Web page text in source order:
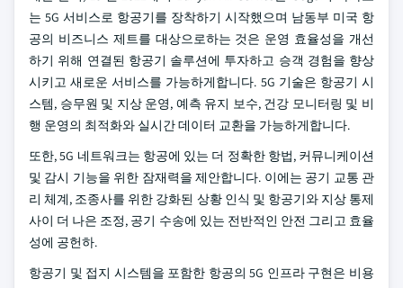
는 5G 서비스로 항공기를 장착하기 시작했으며 남동부 미국 항
공의 비즈니스 제트를 대상으로하는 것은 운영 효율성을 개선
하기 위해 연결된 항공기 솔루션에 투자하고 승객 경험을 향상
시키고 새로운 서비스를 가능하게합니다. 5G 기술은 항공기 시
스템, 승무원 및 지상 운영, 예측 유지 보수, 건강 모니터링 및 비
행 운영의 최적화와 실시간 데이터 교환을 가능하게합니다.
또한, 5G 네트워크는 항공에 있는 더 정확한 항법, 커뮤니케이션
및 감시 기능을 위한 잠재력을 제안합니다. 이에는 공기 교통 관
리 체계, 조종사를 위한 강화된 상황 인식 및 항공기와 지상 통제
사이 더 나은 조정, 공기 수송에 있는 전반적인 안전 그리고 효율
성에 공헌하.
항공기 및 접지 시스템을 포함한 항공의 5G 인프라 구현은 비용